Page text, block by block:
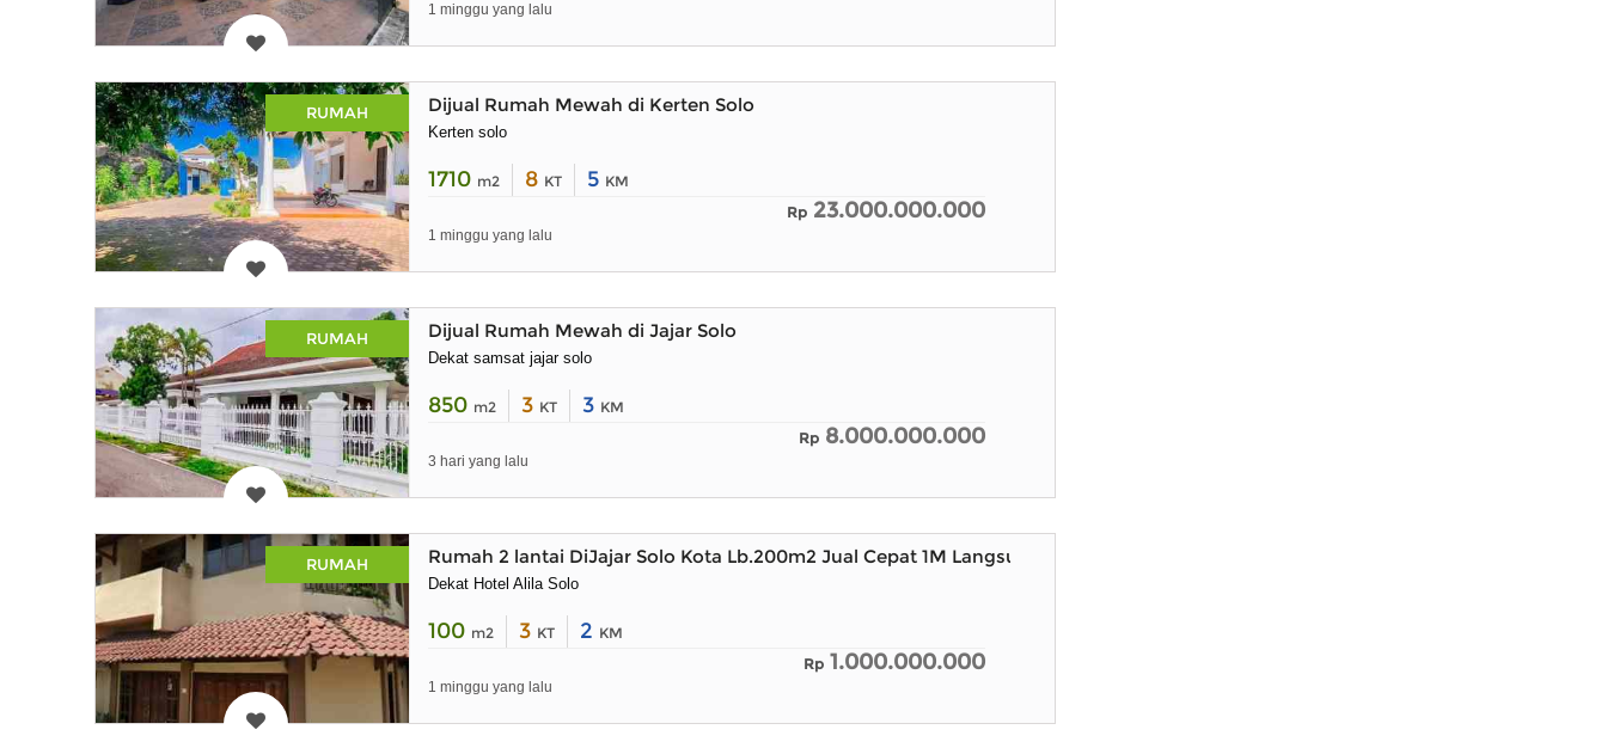
1 minggu yang lalu
RUMAH Dijual Rumah Mewah di Kerten Solo
Kerten solo
1710 m2 8 KT 5 KM
Rp 23.000.000.000
1 minggu yang lalu
RUMAH Dijual Rumah Mewah di Jajar Solo
Dekat samsat jajar solo
850 m2 3 KT 3 KM
Rp 8.000.000.000
3 hari yang lalu
RUMAH Rumah 2 lantai DiJajar Solo Kota Lb.200m2 Jual Cepat 1M Langsung Pemilik
Dekat Hotel Alila Solo
100 m2 3 KT 2 KM
Rp 1.000.000.000
1 minggu yang lalu